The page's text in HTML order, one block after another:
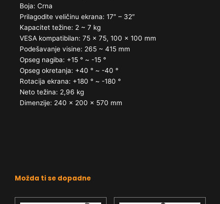
Boja: Crna
Prilagodite veličinu ekrana: 17″ – 32″
Kapacitet težine: 2 ~ 7 kg
VESA kompatibilan: 75 x 75, 100 x 100 mm
Podešavanje visine: 265 ~ 415 mm
Opseg nagiba: +15 ° ~ -15 °
Opseg okretanja: +40 ° ~ -40 °
Rotacija ekrana: +180 ° ~ -180 °
Neto težina: 2,96 kg
Dimenzije: 240 x 200 x 570 mm
Možda ti se dopadne